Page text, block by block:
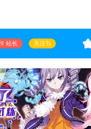
9 站长 关注Ta